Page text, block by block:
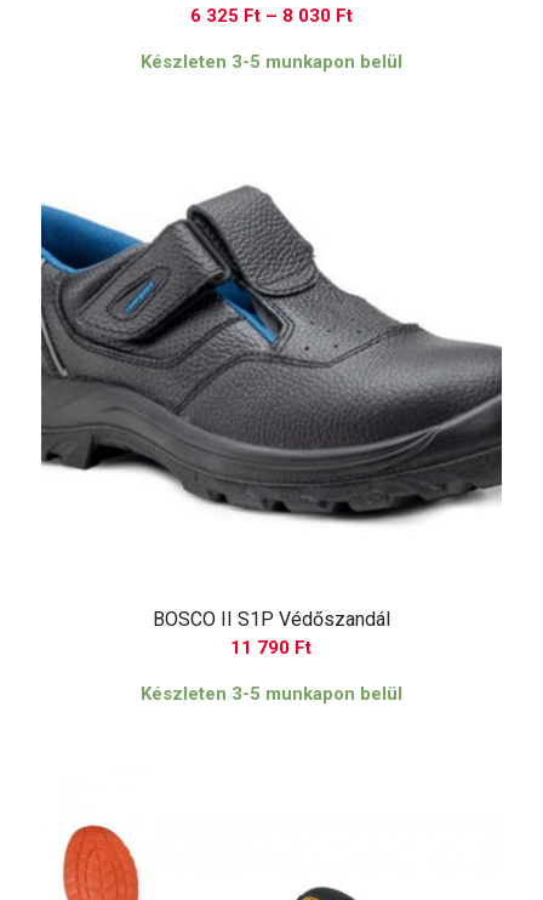
6 325 Ft – 8 030 FtÁrtartomány:
325 Ft
Készleten 3-5 munkapon belül
BOSCO II S1P Védőszandál
11 790 Ft
Készleten 3-5 munkapon belül